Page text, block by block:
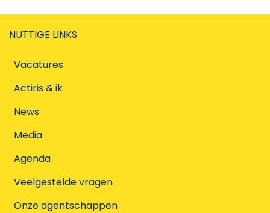
NUTTIGE LINKS
Vacatures
Actiris & ik
News
Media
Agenda
Veelgestelde vragen
Onze agentschappen